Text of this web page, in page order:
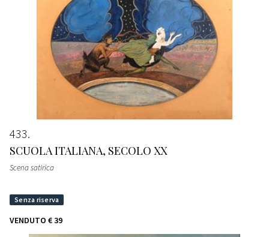
433
SCUOLA ITALIANA, SECOLO XX
Scena satirica
VENDUTO € 39